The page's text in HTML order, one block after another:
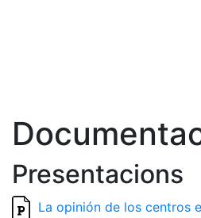
Presentacions
La opinión de los centros